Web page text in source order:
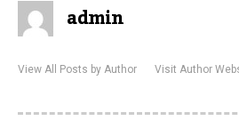
admin
View All Posts by Author Visit Author